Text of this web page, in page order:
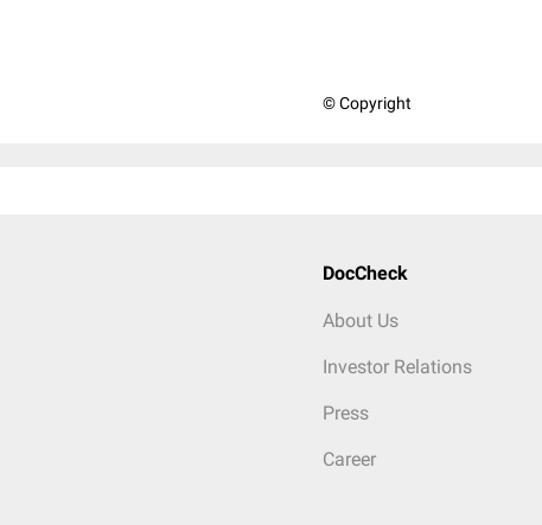
© Copyright
DocCheck
About Us
Investor Relations
Press
Career